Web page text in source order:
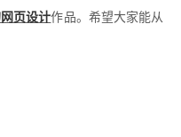
页设计作品。希望大家能从